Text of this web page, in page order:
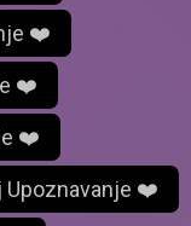
❤️
❤️
❤️
Upoznavanje ❤️